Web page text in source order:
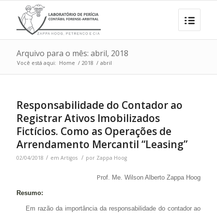
Arquivo para o mês: abril, 2018
Você está aqui: Home / 2018 / abril
Responsabilidade do Contador ao
Registrar Ativos Imobilizados
Fictícios. Como as Operações de
Arrendamento Mercantil “Leasing”
02/04/2018 / em Artigos / por Zappa Hoog
Prof. Me. Wilson Alberto Zappa Hoog
Resumo:
Em razão da importância da responsabilidade do contador ao